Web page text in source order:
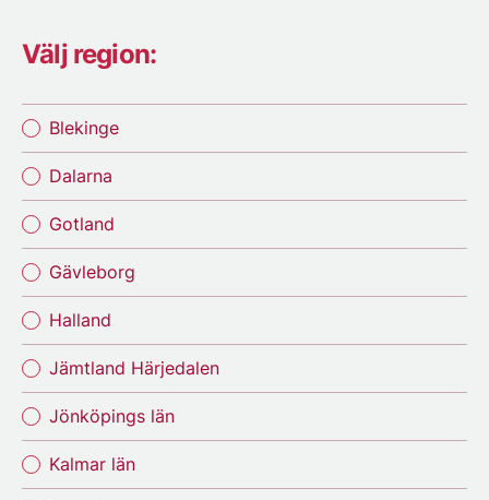
Välj region:
Blekinge
Dalarna
Gotland
Gävleborg
Halland
Jämtland Härjedalen
Jönköpings län
Kalmar län